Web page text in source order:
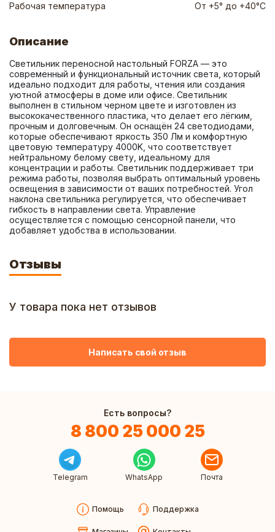
Рабочая температура
От +5° до +40°C
Описание
Светильник переносной настольный FORZA — это
современный и функциональный источник света, который
идеально подходит для работы, чтения или создания
уютной атмосферы в доме или офисе. Светильник
выполнен в стильном черном цвете и изготовлен из
высококачественного пластика, что делает его лёгким,
прочным и долговечным. Он оснащён 24 светодиодами,
которые обеспечивают яркость 350 Лм и комфортную
цветовую температуру 4000K, что соответствует
нейтральному белому свету, идеальному для
концентрации и работы. Светильник поддерживает три
режима работы, позволяя выбрать оптимальный уровень
освещения в зависимости от ваших потребностей. Угол
наклона светильника регулируется, что обеспечивает
гибкость в направлении света. Управление
осуществляется с помощью сенсорной панели, что
добавляет удобства в использовании.
Отзывы
У товара пока нет отзывов
Написать свой отзыв
Есть вопросы?
8 800 25 000 25
Telegram WhatsApp Почта
Помощь Поддержка